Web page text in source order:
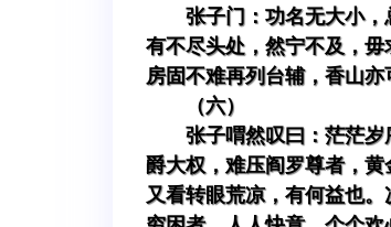
张子门：功名无大小
有不尽头处，然宁不及，
房固不难再列台辅，香山
（六）
张子喟然叹曰：茫茫
爵大权，难压阎罗尊者，
又看转眼荒凉，有何益也